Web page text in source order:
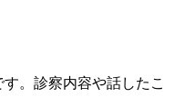
。診察内容や話したこ